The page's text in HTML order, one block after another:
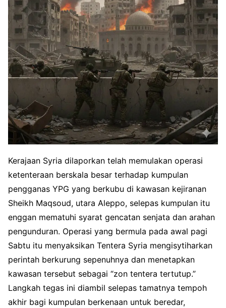
Kerajaan Syria dilaporkan telah memulakan operasi
ketenteraan berskala besar terhadap kumpulan
pengganas YPG yang berkubu di kawasan kejiranan
Sheikh Maqsoud, utara Aleppo, selepas kumpulan itu
enggan mematuhi syarat gencatan senjata dan arahan
pengunduran. Operasi yang bermula pada awal pagi
Sabtu itu menyaksikan Tentera Syria mengisytiharkan
perintah berkurung sepenuhnya dan menetapkan
kawasan tersebut sebagai “zon tentera tertutup.”
Langkah tegas ini diambil selepas tamatnya tempoh
akhir bagi kumpulan berkenaan untuk beredar,